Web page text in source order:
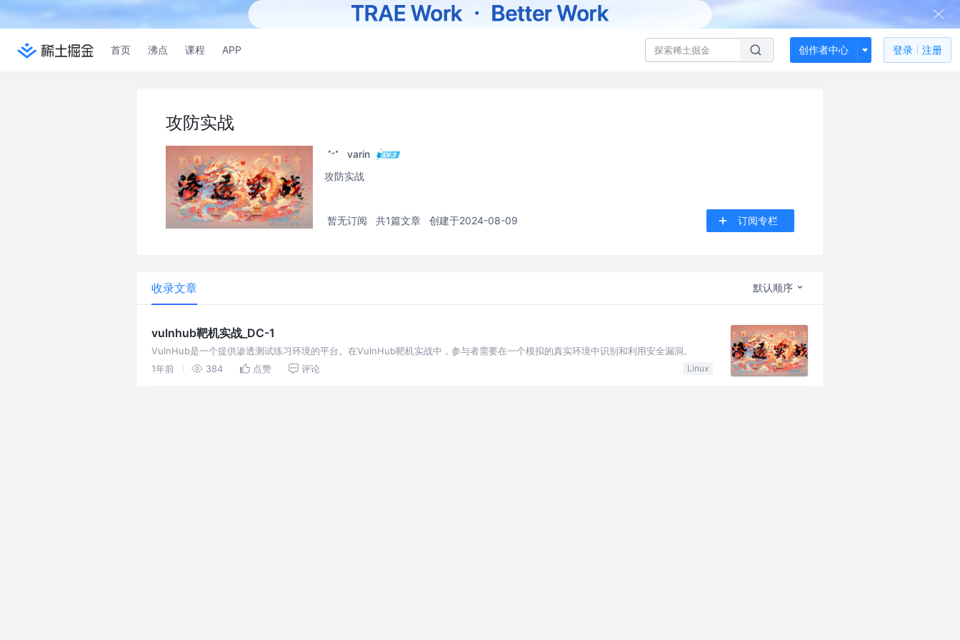
首页 沸点 课程 APP 创作者中心 登录 注册
攻防实战
varin
攻防实战
暂无订阅 共1篇文章 创建于2024-08-09 订阅专栏
收录文章 默认顺序
vulnhub靶机实战_DC-1
VulnHub是一个提供渗透测试练习环境的平台。在VulnHub靶机实战中，参与者需要在一个模拟的真实环境中识别和利用安全漏洞。
1年前
384 点赞 评论 Linux